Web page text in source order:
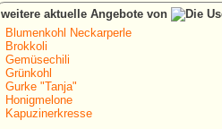
weitere aktuelle Angebote von
Blumenkohl Neckarperle
Brokkoli
Gemüsechili
Grünkohl
Gurke "Tanja"
Honigmelone
Kapuzinerkresse